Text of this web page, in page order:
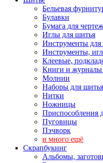
Бельевая
Булавки
Бумага для
Иглы для шитья
Инструменты для
Инструменты,
Клеевые,
Книги и
Молнии
Наборы для шитья
Нитки
Ножницы
Приспособления
Пуговицы
Пэчворк
и много ещё
Скрапбукинг
Альбомы,